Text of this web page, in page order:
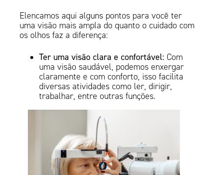
Elencamos aqui alguns pontos para você ter
uma visão mais ampla do quanto o cuidado com
os olhos faz a diferença:
Ter uma visão clara e confortável: Com
uma visão saudável, podemos enxergar
claramente e com conforto, isso facilita
diversas atividades como ler, dirigir,
trabalhar, entre outras funções.